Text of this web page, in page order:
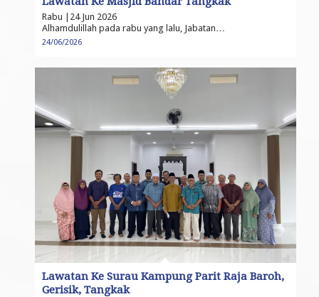
Rabu |24 Jun 2026
Alhamdulillah pada rabu yang lalu, Jabatan…
24/06/2026
Lawatan Ke Surau Kampung Parit Raja Baroh,
Gerisik, Tangkak